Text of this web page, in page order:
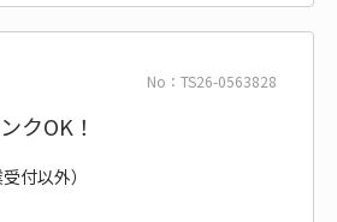
No：TS26-0563828
クOK！
付以外）